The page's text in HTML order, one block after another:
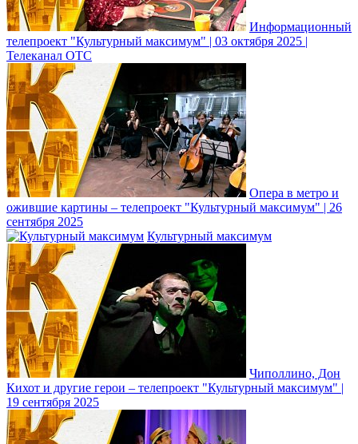
Информационный
телепроект "Культурный максимум" | 03 октября 2025 |
Телеканал ОТС
Опера в метро и
ожившие картины – телепроект "Культурный максимум" | 26
сентября 2025
Культурный максимум
Чиполлино, Дон
Кихот и другие герои – телепроект "Культурный максимум" |
19 сентября 2025